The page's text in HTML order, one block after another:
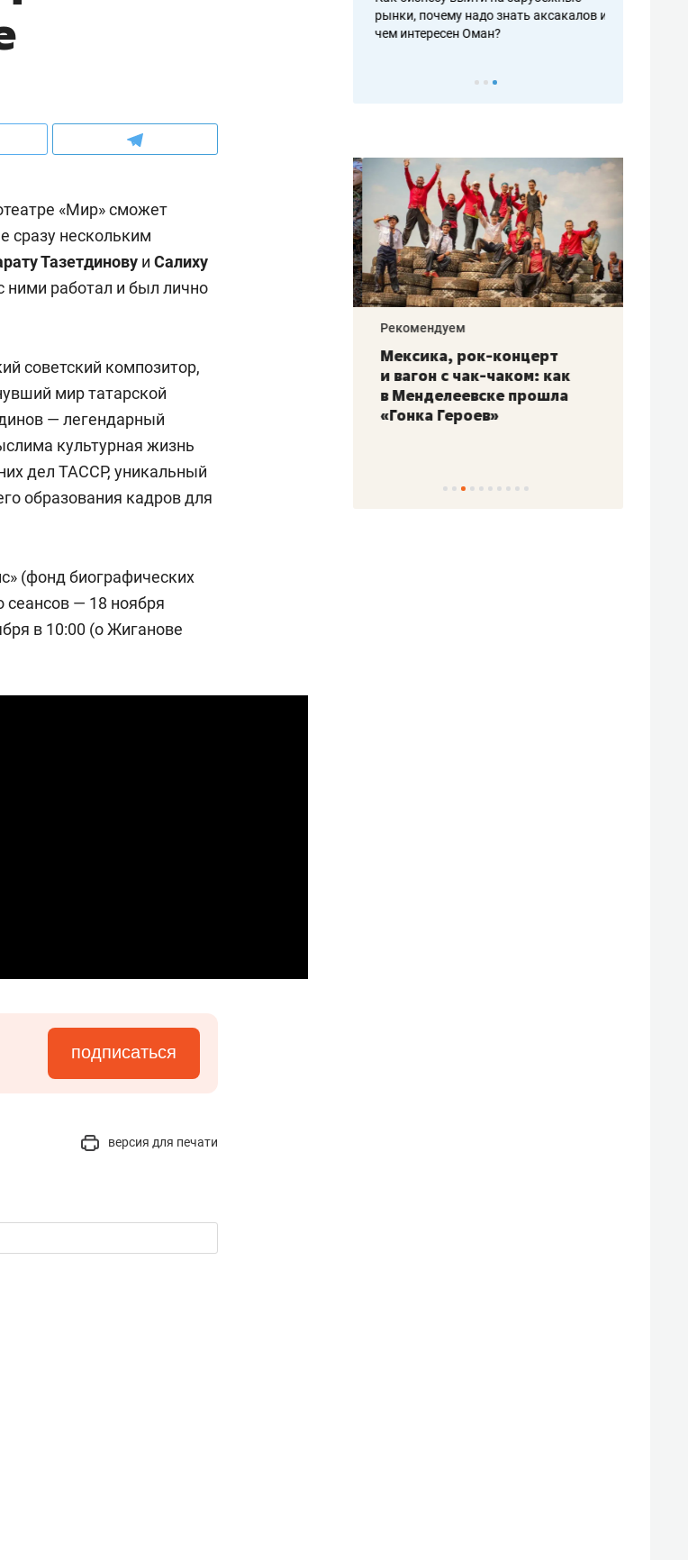
«Мир» сможет
сразу нескольким
Тазетдинову и Салиху
ними работал и был лично
советский композитор,
мир татарской
— легендарный
культурная жизнь
дел ТАССР, уникальный
образования кадров для
(фонд биографических
сеансов — 18 ноября
в 10:00 (о Жиганове
подписаться
версия для печати
запросах мастеров
рынки, почему надо знать аксакалов и
чем интересен Оман?
будет
природе, работа
с ментальным и физическим
состоянием как основа
антихрупких команд
Рекомендуем
Мексика, рок-концерт
и вагон с чак-чаком: как
в Менделеевске прошла
«Гонка Героев»